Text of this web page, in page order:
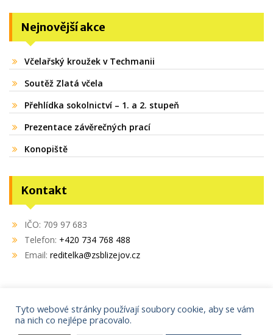
Nejnovější akce
Včelařský kroužek v Techmanii
Soutěž Zlatá včela
Přehlídka sokolnictví – 1. a 2. stupeň
Prezentace závěrečných prací
Konopiště
Kontakt
IČO: 709 97 683
Telefon: +420 734 768 488
Email: reditelka@zsblizejov.cz
Copyright © 2021
Tyto webové stránky používají soubory cookie, aby se vám
na nich co nejlépe pracovalo.